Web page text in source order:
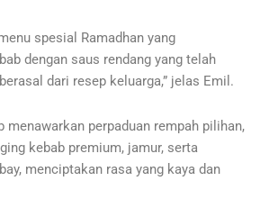
spesial Ramadhan yang
dengan saus rendang yang telah
dari resep keluarga,” jelas Emil.
menawarkan perpaduan rempah pilihan,
kebab premium, jamur, serta
menciptakan rasa yang kaya dan